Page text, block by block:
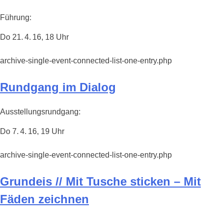
Führung:
Do 21. 4. 16, 18 Uhr
archive-single-event-connected-list-one-entry.php
Rundgang im Dialog
Ausstellungsrundgang:
Do 7. 4. 16, 19 Uhr
archive-single-event-connected-list-one-entry.php
Grundeis // Mit Tusche sticken – Mit
Fäden zeichnen